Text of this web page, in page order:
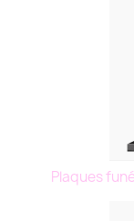
Plaques